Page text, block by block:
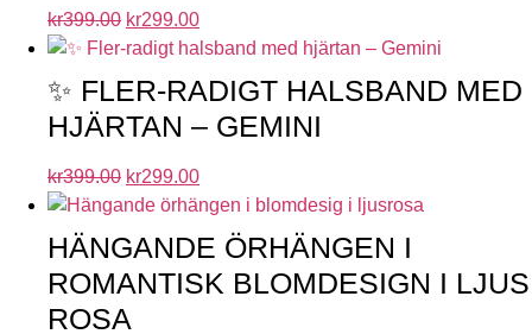
kr399.00 kr299.00
✨ FLER-RADIGT HALSBAND MED
HJÄRTAN – GEMINI
kr399.00 kr299.00
HÄNGANDE ÖRHÄNGEN I
ROMANTISK BLOMDESIGN I LJUS
ROSA